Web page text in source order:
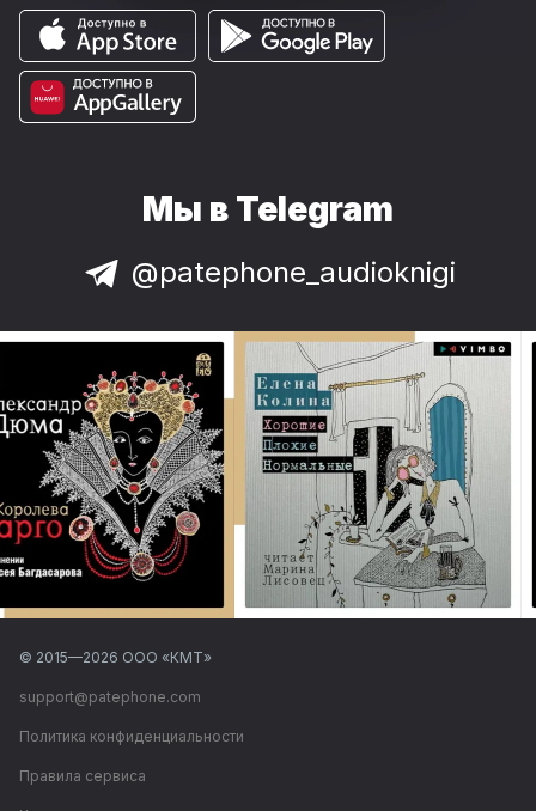
Мы в Telegram
@patephone_audioknigi
© 2015—2026 ООО «КМТ»
support@patephone.com
Политика конфиденциальности
Правила сервиса